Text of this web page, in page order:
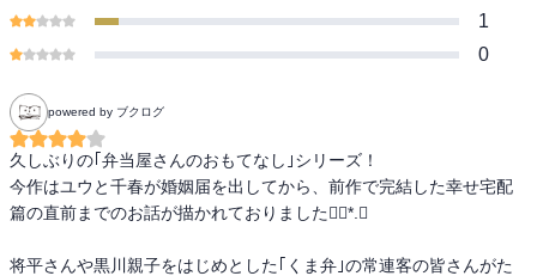
1
0
powered by ブクログ
久しぶりの｢弁当屋さんのおもてなし｣シリーズ！
今作はユウと千春が婚姻届を出してから、前作で完結した幸せ宅配
篇の直前までのお話が描かれておりました❁⃘*.ﾟ
将平さんや黒川親子をはじめとした｢くま弁｣の常連客の皆さんがた